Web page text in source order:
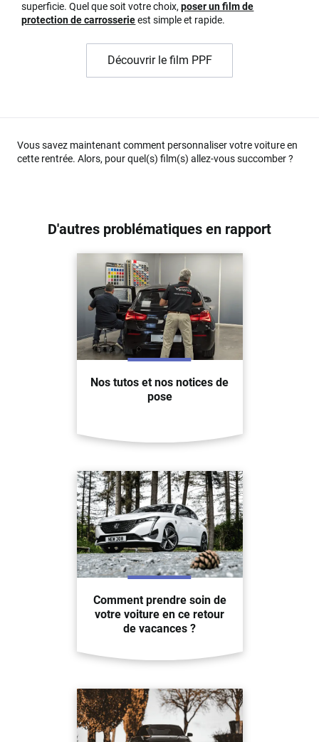
superficie. Quel que soit votre choix,poser un film de
protection de carrosserieest simple et rapide.
Découvrir le film PPF
Vous savez maintenant comment personnaliser votre voiture en
cette rentrée. Alors, pour quel(s) film(s) allez-vous succomber ?
D'autres problématiques en rapport
Nos tutos et nos notices de
pose
Comment prendre soin de
votre voiture en ce retour
de vacances ?